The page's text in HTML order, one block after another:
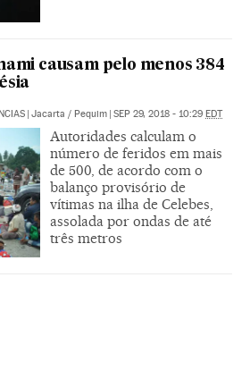
causam pelo menos 384
| Jacarta / Pequim | SEP 29, 2018 - 10:29 EDT
Autoridades calculam o
número de feridos em mais
de 500, de acordo com o
balanço provisório de
vítimas na ilha de Celebes,
assolada por ondas de até
três metros